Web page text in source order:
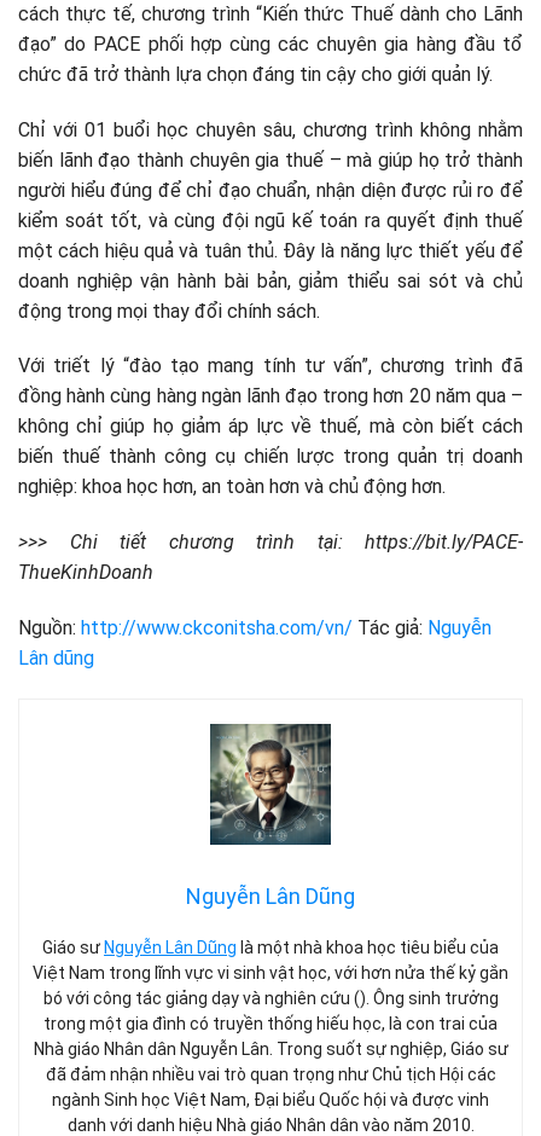
cách thực tế, chương trình “Kiến thức Thuế dành cho Lãnh
đạo” do PACE phối hợp cùng các chuyên gia hàng đầu tổ
chức đã trở thành lựa chọn đáng tin cậy cho giới quản lý.
Chỉ với 01 buổi học chuyên sâu, chương trình không nhằm
biến lãnh đạo thành chuyên gia thuế – mà giúp họ trở thành
người hiểu đúng để chỉ đạo chuẩn, nhận diện được rủi ro để
kiểm soát tốt, và cùng đội ngũ kế toán ra quyết định thuế
một cách hiệu quả và tuân thủ. Đây là năng lực thiết yếu để
doanh nghiệp vận hành bài bản, giảm thiểu sai sót và chủ
động trong mọi thay đổi chính sách.
Với triết lý “đào tạo mang tính tư vấn”, chương trình đã
đồng hành cùng hàng ngàn lãnh đạo trong hơn 20 năm qua –
không chỉ giúp họ giảm áp lực về thuế, mà còn biết cách
biến thuế thành công cụ chiến lược trong quản trị doanh
nghiệp: khoa học hơn, an toàn hơn và chủ động hơn.
>>> Chi tiết chương trình tại: https://bit.ly/PACE-
ThueKinhDoanh
Nguồn: http://www.ckconitsha.com/vn/ Tác giả: Nguyễn
Lân dũng
Nguyễn Lân Dũng
Giáo sư Nguyễn Lân Dũng là một nhà khoa học tiêu biểu của
Việt Nam trong lĩnh vực vi sinh vật học, với hơn nửa thế kỷ gắn
bó với công tác giảng dạy và nghiên cứu (). Ông sinh trưởng
trong một gia đình có truyền thống hiếu học, là con trai của
Nhà giáo Nhân dân Nguyễn Lân. Trong suốt sự nghiệp, Giáo sư
đã đảm nhận nhiều vai trò quan trọng như Chủ tịch Hội các
ngành Sinh học Việt Nam, Đại biểu Quốc hội và được vinh
danh với danh hiệu Nhà giáo Nhân dân vào năm 2010.